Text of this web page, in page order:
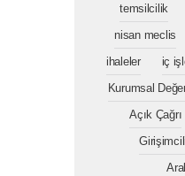
temsilcilik
nisan meclis
ihaleler
iç
Kurumsal
Açık Çağrı